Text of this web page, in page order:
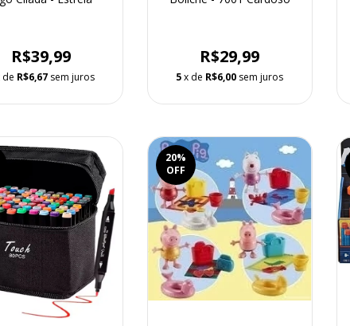
R$39,99
de R$6,67 sem juros
R$29,99
5x de R$6,00 sem juros
20%
OFF